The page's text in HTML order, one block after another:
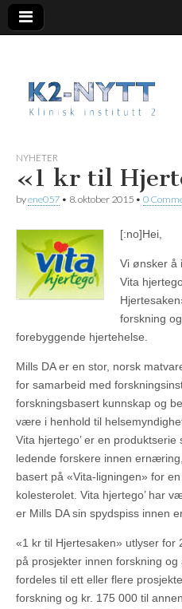
K2 Nytt
NYHETER
«1 kr til
byene057 • 8. oktober 2015 • 0
[:no]Hei,
Vi ønsker å
Vita
forskning
forebyggende hjertehelse.
Mills DA er en stor, norsk
for samarbeid med
forskningsbasert kunnskap og
være i henhold til
Vita hjertego’ er en
ledende forskere innen
basert på «Vita-ligningen» for
kolesterolet. Vita hjertego’ har
er Mills DA sin spydspiss innen
«1 kr til Hjertesaken» utlyser for
på prosjekter innen forskning
fordeles til ett eller flere
forskning og kr. 175 000 til